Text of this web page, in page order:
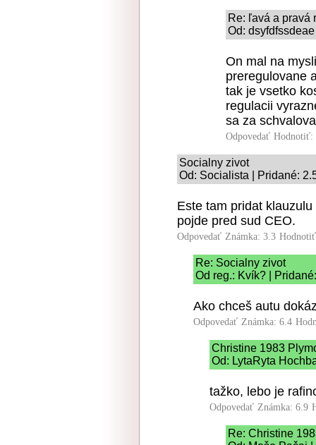
Re: ľavá a pravá
Od:
On mal na
preregulovane
tak je vsetko
regulacii
sa za
Odpovedať Hodnotiť:
Socialny zivot
Od: Socialista | Pridané:
Este tam pridat
pojde pred sud CEO.
Odpovedať Známka: 3.3
Re: Socialny zivot
Od reg.: Kvík? |
Ako chceš autu
Odpovedať Známka: 6.4
Christine 1983
Od: LytaRyta
tažko, lebo je
Odpovedať Známka: 6.9
Re: Christine